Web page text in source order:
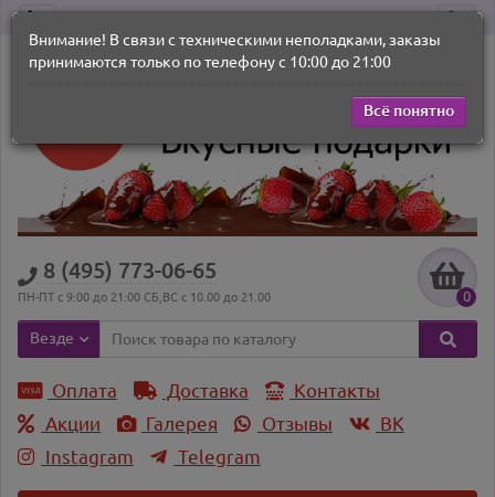
8 (495) 773-06-65
ПН-ПТ с 9:00 до 21:00 СБ,ВС с 10.00 до 21.00 0
Везде
Оплата Доставка
Контакты
Акции
Галерея Отзывы
ВK
Instagram
Telegram
Внимание! В связи с техническими неполадками, заказы
принимаются только по телефону с 10:00 до 21:00
Всё понятно